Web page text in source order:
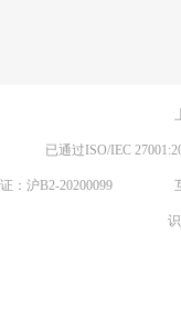
已通过ISO/IEC
：沪B2-20200099